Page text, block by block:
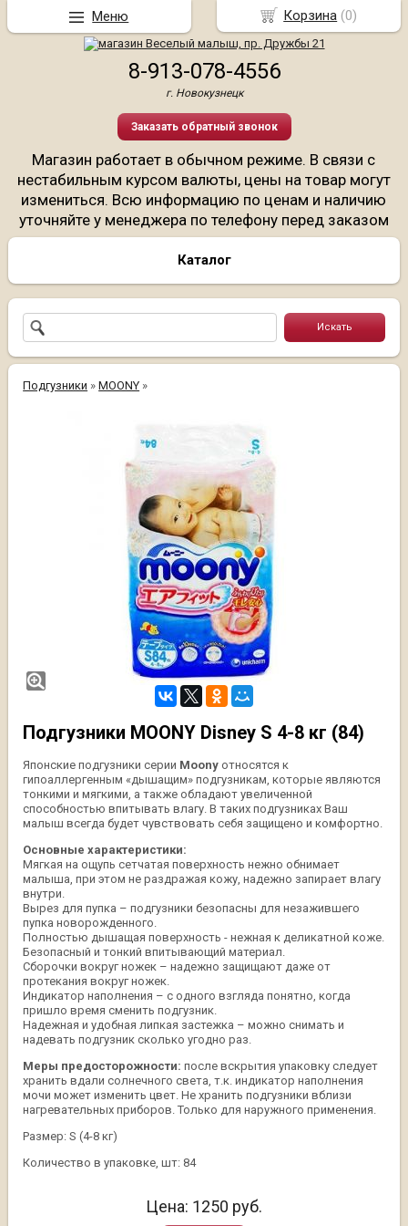
8-913-078-4556
г. Новокузнецк
Заказать обратный звонок
Магазин работает в обычном режиме. В связи с
нестабильным курсом валюты, цены на товар могут
измениться. Всю информацию по ценам и наличию
уточняйте у менеджера по телефону перед заказом
Каталог
Подгузники »MOONY »
Подгузники MOONY Disney S 4-8 кг (84)
Японские подгузники серии Moony относятся к
гипоаллергенным «дышащим» подгузникам, которые являются
тонкими и мягкими, а также обладают увеличенной
способностью впитывать влагу. В таких подгузниках Ваш
малыш всегда будет чувствовать себя защищено и комфортно.
Основные характеристики:
Мягкая на ощупь сетчатая поверхность нежно обнимает
малыша, при этом не раздражая кожу, надежно запирает влагу
внутри.
Вырез для пупка – подгузники безопасны для незажившего
пупка новорожденного.
Полностью дышащая поверхность - нежная к деликатной коже.
Безопасный и тонкий впитывающий материал.
Сборочки вокруг ножек – надежно защищают даже от
протекания вокруг ножек.
Индикатор наполнения – с одного взгляда понятно, когда
пришло время сменить подгузник.
Надежная и удобная липкая застежка – можно снимать и
надевать подгузник сколько угодно раз.
Меры предосторожности: после вскрытия упаковку следует
хранить вдали солнечного света, т.к. индикатор наполнения
мочи может изменить цвет. Не хранить подгузники вблизи
нагревательных приборов. Только для наружного применения.
Размер: S (4-8 кг)
Количество в упаковке, шт: 84
Цена: 1250 руб.
Корзина (0)
Меню